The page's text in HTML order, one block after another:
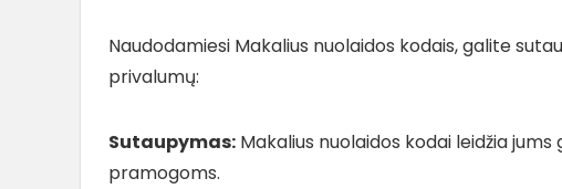
Naudodamiesi Makalius nuolaidos kodais, galite
privalumų:
Sutaupymas: Makalius nuolaidos kodai leidžia
pramogoms.